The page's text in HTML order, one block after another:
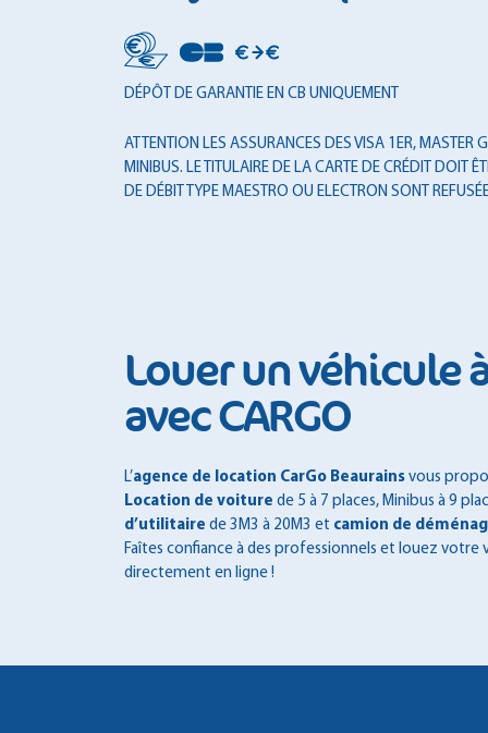
DÉPÔT DE GARANTIE EN CB UNIQUEMENT
ATTENTION LES ASSURANCES DES VISA 1ER, MASTER
MINIBUS. LE TITULAIRE DE LA CARTE DE CRÉDIT DOIT
DE DÉBIT TYPE MAESTRO OU ELECTRON SONT
Louer un véhicule
avec CARGO
L’agence de location CarGo Beaurains vous
Location de voiture de 5 à 7 places, Minibus à 9
d’utilitaire de 3M3 à 20M3 et camion de
Faîtes confiance à des professionnels et louez
directement en ligne !